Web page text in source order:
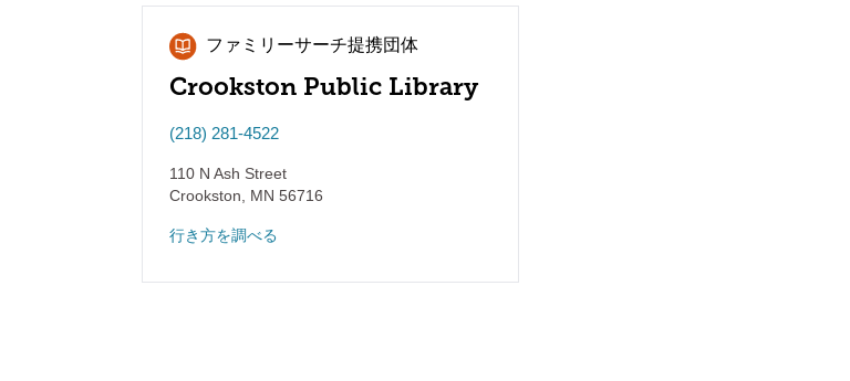
ファミリーサーチ提携団体
Crookston Public Library
(218) 281-4522
110 N Ash Street
Crookston
MN 56716
行き方を調べる